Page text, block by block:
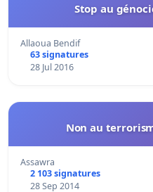
Stop au
Allaoua Bendif
63 signatures
28 Jul 2016
Non au
Assawra
2 103 signatures
28 Sep 2014